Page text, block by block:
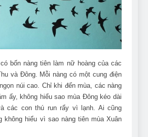
bốn nàng tiên làm nữ hoàng của các
và Đông. Mỗi nàng có một cung điện
núi cao. Chỉ khi đến mùa, các nàng
ấy, không hiểu sao mùa Đông kéo dài
các con thú run rẩy vì lạnh. Ai cũng
không hiểu vì sao nàng tiên mùa Xuân